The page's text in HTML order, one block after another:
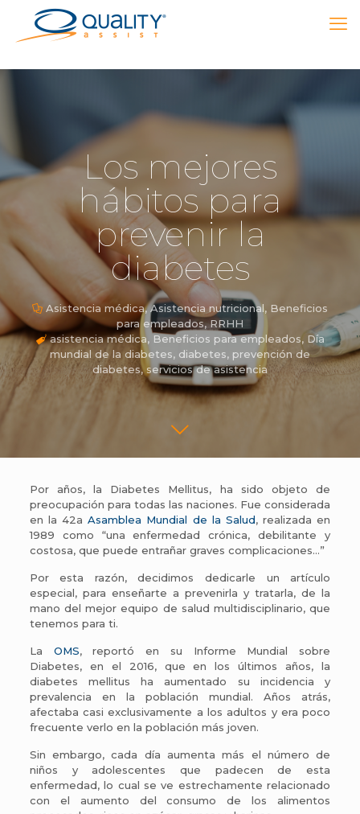
Los mejores
hábitos para
prevenir la
diabetes
Asistencia médica,Asistencia nutricional, Beneficios
para empleados,RRHH
asistencia médica, Beneficios para empleados, Día
mundial de la diabetes, diabetes, prevención de
diabetes, servicios de asistencia
Por años, la Diabetes Mellitus, ha sido objeto de
preocupación para todas las naciones. Fue considerada
en la 42aAsamblea Mundial de la Salud, realizada en
1989 como “una enfermedad crónica, debilitante y
costosa, que puede entrañar graves complicaciones…”
Por esta razón, decidimos dedicarle un artículo
especial, para enseñarte a prevenirla y tratarla, de la
mano del mejor equipo de salud multidisciplinario, que
tenemos para ti.
La OMS, reportó en su Informe Mundial sobre
Diabetes, en el 2016, que en los últimos años, la
diabetes mellitus ha aumentado su incidencia y
prevalencia en la población mundial. Años atrás,
afectaba casi exclusivamente a los adultos y era poco
frecuente verlo en la población más joven.
Sin embargo, cada día aumenta más el número de
niños y adolescentes que padecen de esta
enfermedad, lo cual se ve estrechamente relacionado
con el aumento del consumo de los alimentos